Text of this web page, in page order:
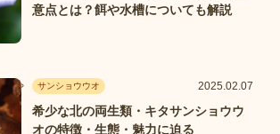
意点とは？餌や水槽についても解説
サンショウウオ 2025.02.07
希少な北の両生類・キタサンショウウ
オの特徴・生態・魅力に迫る